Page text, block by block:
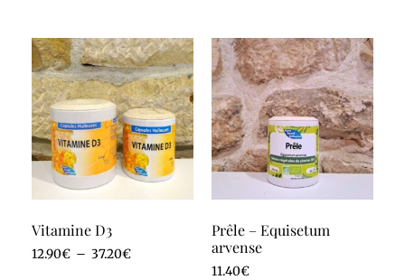
Vitamine D3
12.90€ – 37.20€
Prêle – Equisetum
arvense
11.40€